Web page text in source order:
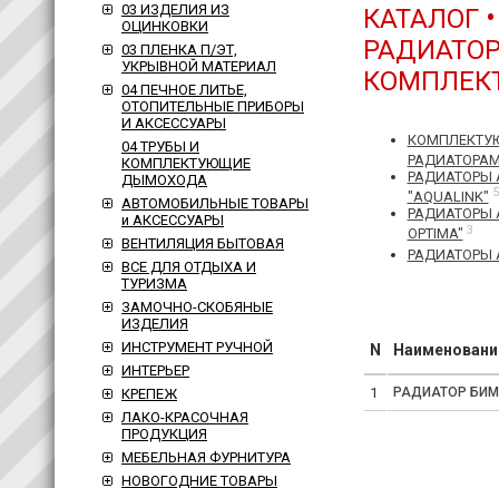
03 ИЗДЕЛИЯ ИЗ
ОЦИНКОВКИ
03 ПЛЕНКА П/ЭТ,
УКРЫВНОЙ МАТЕРИАЛ
04 ПЕЧНОЕ ЛИТЬЕ,
ОТОПИТЕЛЬНЫЕ ПРИБОРЫ
И АКСЕССУАРЫ
04 ТРУБЫ И
КОМПЛЕКТУЮЩИЕ
ДЫМОХОДА
АВТОМОБИЛЬНЫЕ ТОВАРЫ
и АКСЕССУАРЫ
ВЕНТИЛЯЦИЯ БЫТОВАЯ
ВСЕ ДЛЯ ОТДЫХА И
ТУРИЗМА
ЗАМОЧНО-СКОБЯНЫЕ
ИЗДЕЛИЯ
ИНСТРУМЕНТ РУЧНОЙ
ИНТЕРЬЕР
КРЕПЕЖ
ЛАКО-КРАСОЧНАЯ
ПРОДУКЦИЯ
МЕБЕЛЬНАЯ ФУРНИТУРА
НОВОГОДНИЕ ТОВАРЫ
КАТАЛОГ
"AQUALINK" 5
РАДИАТОРЫ
OPTIMA" 3
РАДИАТОРЫ
N
1 РАДИАТОР